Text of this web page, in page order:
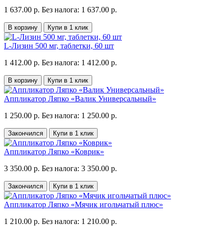
1 637.00 р. Без налога: 1 637.00 р.
В корзину Купи в 1 клик
L-Лизин 500 мг, таблетки, 60 шт
1 412.00 р. Без налога: 1 412.00 р.
В корзину Купи в 1 клик
Аппликатор Ляпко «Валик Универсальный»
1 250.00 р. Без налога: 1 250.00 р.
Закончился Купи в 1 клик
Аппликатор Ляпко «Коврик»
3 350.00 р. Без налога: 3 350.00 р.
Закончился Купи в 1 клик
Аппликатор Ляпко «Мячик игольчатый плюс»
1 210.00 р. Без налога: 1 210.00 р.